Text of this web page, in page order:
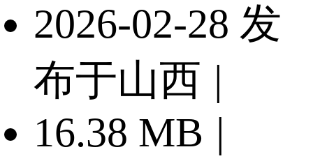
2026-02-28 发
布于山西 |
16.38 MB |